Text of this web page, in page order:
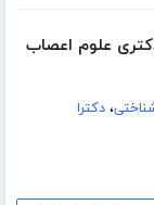
علوم اعصاب
،دکترا